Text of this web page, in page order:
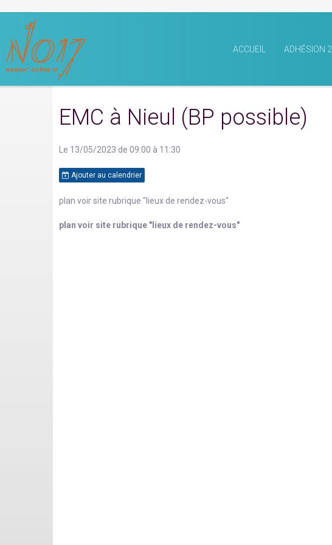
ACCUEIL ADHÉSION
EMC à Nieul (BP possible)
Le 13/05/2023 de 09:00 à 11:30
Ajouter au calendrier
plan voir site rubrique "lieux de rendez-vous"
plan voir site rubrique "lieux de rendez-vous"